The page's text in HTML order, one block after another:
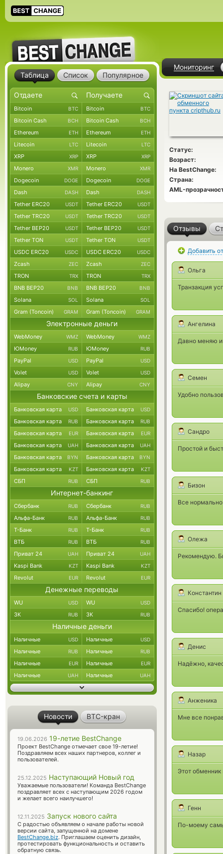
Мониторинг
Статус:
Возраст:
На BestChange:
Страна:
AML-
Отзывы
Добавить
Ольга
Транзакция
Ангелина
Давно меняю
Семен
Удобно
Сандро
Простой и
Бизон
Все
Олежа
Рекомендую.
Константин
Спасибо!
Денис
Надёжно,
Анженика
Мне все
Назар
Этот
Генн
По-моему
Таблица Список Популярное
Bitcoin BTC Bitcoin BTC
Bitcoin Cash BCH Bitcoin Cash BCH
Ethereum ETH Ethereum ETH
Litecoin LTC Litecoin LTC
XRP XRP XRP XRP
Monero XMR Monero XMR
Dogecoin DOGE Dogecoin DOGE
Dash DASH Dash DASH
Tether ERC20 USDT Tether ERC20 USDT
Tether TRC20 USDT Tether TRC20 USDT
Tether BEP20 USDT Tether BEP20 USDT
Tether TON USDT Tether TON USDT
USDC ERC20 USDC USDC ERC20 USDC
Zcash ZEC Zcash ZEC
TRON TRX TRON TRX
BNB BEP20 BNB BNB BEP20 BNB
Solana SOL Solana SOL
Gram (Toncoin) GRAM Gram (Toncoin) GRAM
Электронные деньги
WebMoney WMZ WebMoney WMZ
ЮMoney RUB ЮMoney RUB
PayPal USD PayPal USD
Volet USD Volet USD
Alipay CNY Alipay CNY
Банковские счета и карты
Банковская карта USD Банковская карта USD
Банковская карта RUB Банковская карта RUB
Банковская карта EUR Банковская карта EUR
Банковская карта UAH Банковская карта UAH
Банковская карта BYN Банковская карта BYN
Банковская карта KZT Банковская карта KZT
СБП RUB СБП RUB
Интернет-банкинг
Сбербанк RUB Сбербанк RUB
Альфа-Банк RUB Альфа-Банк RUB
Т-Банк RUB Т-Банк RUB
ВТБ RUB ВТБ RUB
Приват 24 UAH Приват 24 UAH
Kaspi Bank KZT Kaspi Bank KZT
Revolut EUR Revolut EUR
Денежные переводы
WU USD WU USD
ЗК RUB ЗК RUB
Наличные деньги
Наличные USD Наличные USD
Наличные RUB Наличные RUB
Наличные EUR Наличные EUR
Наличные UAH Наличные UAH
Новости BTC-кран
19.06.2026 19-летие BestChange
Проект BestChange отмечает свое 19-летие!
Поздравляем всех наших партнеров, коллег и
пользователей.
25.12.2025 Наступающий Новый год
Уважаемые пользователи! Команда BestChange
поздравляет всех с наступающим 2026 годом
и желает всего наилучшего!
12.11.2025 Запуск нового сайта
С радостью объявляем о начале работы новой
версии сайта, запущенной на домене
BestChange.biz. Приглашаем оценить дизайн,
протестировать функциональность и оставить
обратную связь.